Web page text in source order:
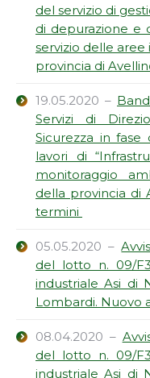
del servizio di
di depurazione e
servizio delle aree
provincia di
19.05.2020 –
Servizi di
Sicurezza in fase
lavori di
monitoraggio
della provincia di
termini
05.05.2020 –
del lotto n. 09/
industriale Asi di
Lombardi. Nuovo
08.04.2020 –
del lotto n. 09/
industriale Asi di